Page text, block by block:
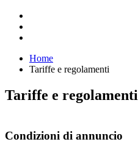
Home
Tariffe e regolamenti
Tariffe e regolamenti
Condizioni di annuncio